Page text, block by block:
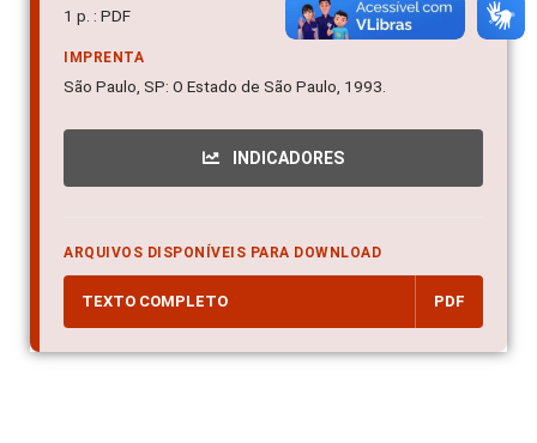
1 p. : PDF
IMPRENTA
São Paulo, SP: O Estado de São Paulo, 1993.
INDICADORES
ARQUIVOS DISPONÍVEIS PARA DOWNLOAD
TEXTO COMPLETO PDF